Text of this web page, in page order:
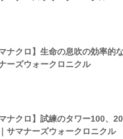
マナクロ】生命の息吹の効率的
ーズウォークロニクル
マナクロ】試練のタワー100、
サマナーズウォークロニクル